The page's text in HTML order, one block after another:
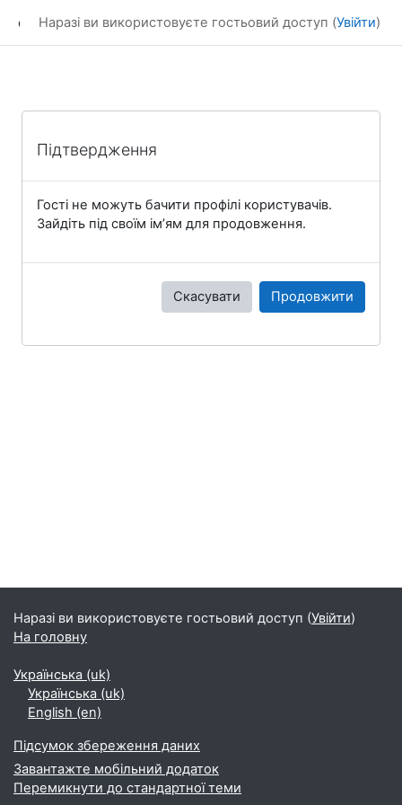
Наразі ви використовуєте гостьовий доступ (Увійти)
Підтвердження
Гості не можуть бачити профілі користувачів.
Зайдіть під своїм ім’ям для продовження.
Скасувати Продовжити
Наразі ви використовуєте гостьовий доступ (Увійти)
На головну
Українська ‎(uk)‎
Українська ‎(uk)‎
English ‎(en)‎
Підсумок збереження даних
Завантажте мобільний додаток
Перемикнути до стандартної теми